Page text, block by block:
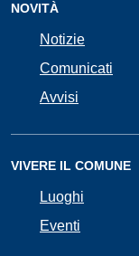
NOVITÀ
Notizie
Comunicati
Avvisi
VIVERE IL COMUNE
Luoghi
Eventi